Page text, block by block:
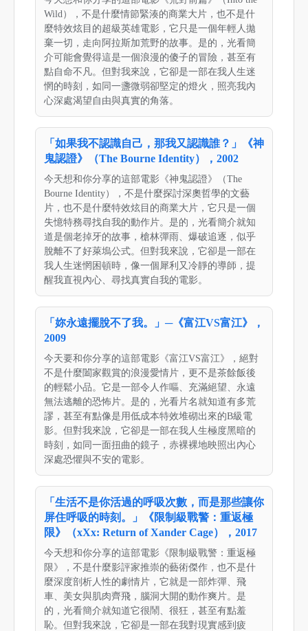
Wild），不是什麼情節緊湊的商業大片，也不是什
麼特效炫目的超級英雄電影，它只是一個年輕人拋
棄一切，走向阿拉斯加荒野的故事。是的，光看簡
介可能會覺得這是一個浪漫的傻子的冒險，甚至有
點自命不凡。但對我來說，它卻是一部在我人生迷
惘的時刻，如同一盞微弱卻堅定的燈火，照亮我內
心深處渴望自由與真實的角落。
「如果我不認識自己，那我又認識誰？」《神
鬼認證》（The Bourne Identity），2002
今天想和你分享的這部電影《神鬼認證》（The
Bourne Identity），不是什麼探討深奧哲學的文藝
片，也不是什麼特效炫目的商業大片，它只是一個
失憶特務尋找自我的動作片。是的，光看簡介就知
道是個老掉牙的故事，槍林彈雨、爆破追逐，似乎
脫離不了好萊塢公式。但對我來說，它卻是一部在
我人生迷惘困頓時，像一個犀利又冷靜的導師，提
醒我直視內心、尋找真實自我的電影。
「妳永遠擺脫不了我。」─《富江VS富江》，
2009
今天要和你分享的這部電影《富江VS富江》，絕對
不是什麼闔家觀賞的浪漫愛情片，更不是茶餘飯後
的輕鬆小品。它是一部令人作嘔、充滿絕望、永遠
無法逃離的恐怖片。是的，光看片名就知道有多荒
謬，甚至有點像是用低成本特效堆砌出來的B級電
影。但對我來說，它卻是一部在我人生極度黑暗的
時刻，如同一面扭曲的鏡子，赤裸裸地映照出內心
深處恐懼與不安的電影。
「生活不是你活過的呼吸次數，而是那些讓你
屏住呼吸的時刻。」《限制級戰警：重返極
限》（xXx: Return of Xander Cage），2017
今天想和你分享的這部電影《限制級戰警：重返極
限》，不是什麼影評家推崇的藝術傑作，也不是什
麼深度剖析人性的劇情片，它就是一部炸彈、飛
車、美女與肌肉齊飛，腦洞大開的動作爽片。是
的，光看簡介就知道它很鬧、很狂，甚至有點羞
恥。但對我來說，它卻是一部在我對現實感到疲